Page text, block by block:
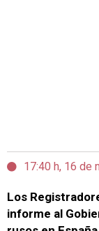
17:40 h, 16 de
Los
informe al